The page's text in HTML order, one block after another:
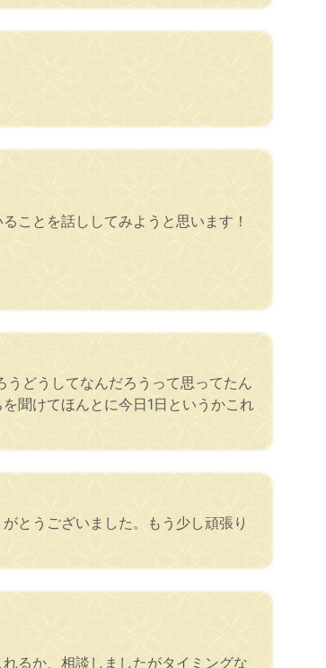
ことを話ししてみようと思います！
どうしてなんだろうって思ってたん
聞けてほんとに今日1日というかこれ
とうございました。もう少し頑張り
るか、相談しましたがタイミングな